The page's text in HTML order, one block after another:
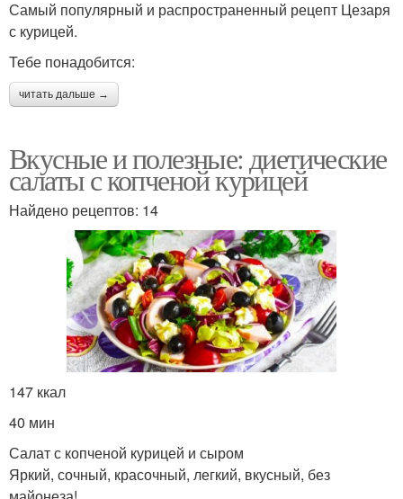
Самый популярный и распространенный рецепт Цезаря
с курицей.
Тебе понадобится:
читать дальше →
Вкусные и полезные: диетические
салаты с копченой курицей
Найдено рецептов: 14
147 ккал
40 мин
Салат с копченой курицей и сыром
Яркий, сочный, красочный, легкий, вкусный, без